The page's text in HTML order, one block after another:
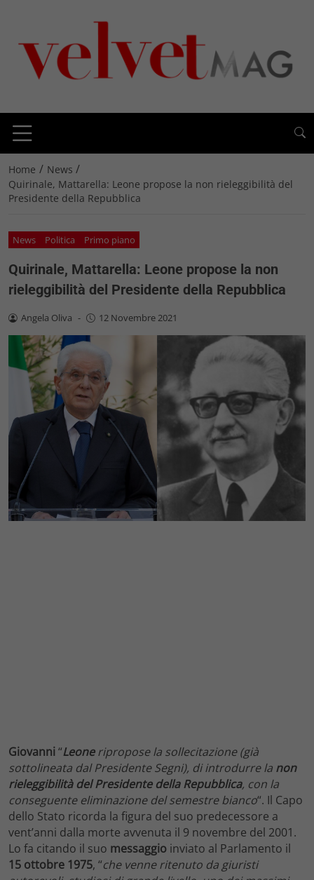
Home / News /
Quirinale, Mattarella: Leone propose la non rieleggibilità del
Presidente della Repubblica
News Politica Primo piano
Quirinale, Mattarella: Leone propose la non
rieleggibilità del Presidente della Repubblica
Angela Oliva - 12 Novembre 2021
Giovanni“Leoneripropose la sollecitazione (già
sottolineata dal Presidente Segni), di introdurre la non
rieleggibilità del Presidente della Repubblica, con la
conseguente eliminazione del semestre bianco“. Il Capo
dello Stato ricorda la figura del suo predecessore a
vent’anni dalla morte avvenuta il 9 novembre del 2001.
Lo fa citando il suo messaggio inviato al Parlamento il
15 ottobre 1975, “che venne ritenuto da giuristi